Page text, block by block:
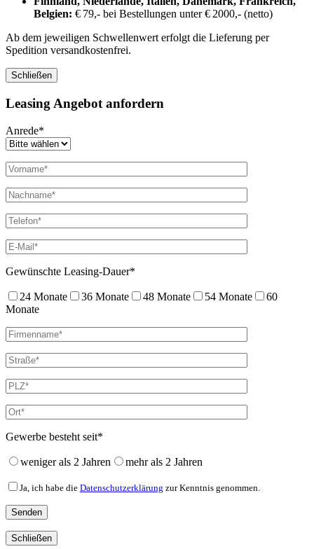
Belgien: € 79,- bei Bestellungen unter € 2000,- (netto)
Ab dem jeweiligen Schwellenwert erfolgt die Lieferung per
Spedition versandkostenfrei.
Schließen
Leasing Angebot anfordern
Anrede*
Gewünschte Leasing-Dauer*
24 Monate 36 Monate 48 Monate 54 Monate
60
Monate
Gewerbe besteht seit*
weniger als 2 Jahren mehr als 2 Jahren
Ja, ich habe die Datenschutzerklärung zur Kenntnis genommen.
Schließen